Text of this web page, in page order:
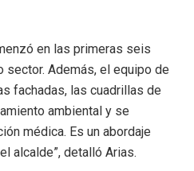
en las primeras seis
Además, el equipo de
fachadas, las cuadrillas de
ambiental y se
médica. Es un abordaje
alcalde”, detalló Arias.